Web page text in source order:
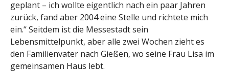
geplant – ich wollte eigentlich nach ein paar Jahren
zurück, fand aber 2004 eine Stelle und richtete mich
ein.“ Seitdem ist die Messestadt sein
Lebensmittelpunkt, aber alle zwei Wochen zieht es
den Familienvater nach Gießen, wo seine Frau Lisa im
gemeinsamen Haus lebt.